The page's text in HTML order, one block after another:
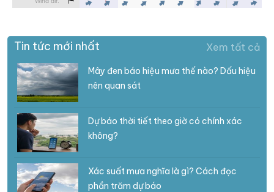
Tin tức mới nhất Xem tất cả
Mây đen báo hiệu mưa thế nào? Dấu hiệu
nên quan sát
Dự báo thời tiết theo giờ có chính xác
không?
Xác suất mưa nghĩa là gì? Cách đọc
phần trăm dự báo